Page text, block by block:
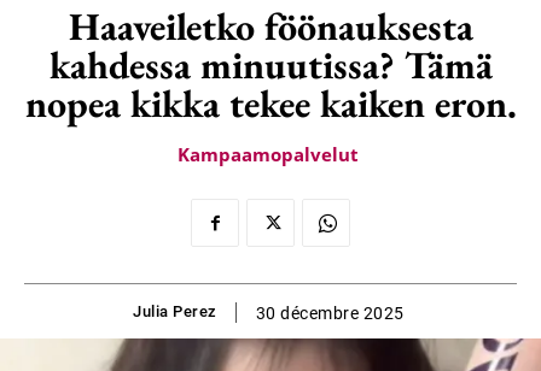
Haaveiletko föönauksesta
kahdessa minuutissa? Tämä
nopea kikka tekee kaiken eron.
Kampaamopalvelut
Julia Perez 30 décembre 2025